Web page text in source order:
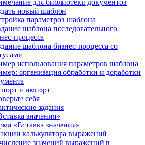
для библиотеки документов
новый шаблон
параметров шаблона
шаблона последовательного
процесса
шаблона бизнес-процесса со
использования параметров шаблона
организация обработки и доработки
и импорт
себя
задания
значения»
«Вставка значения»
калькулятора выражений
значений выражений в